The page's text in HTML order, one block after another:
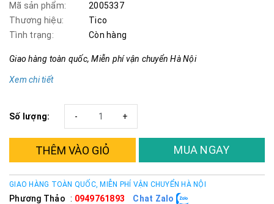
Mã sản phẩm:
2005337
Thương hiệu:
Tico
Tình trạng:
Còn hàng
Giao hàng toàn quốc, Miễn phí vận chuyển Hà Nội
Xem chi tiết
Số lượng: +
-
THÊM VÀO GIỎ MUA NGAY
GIAO HÀNG TOÀN QUỐC, MIỄN PHÍ VẬN CHUYỂN HÀ NỘI
Phương Thảo : 0949761893 Chat Zalo